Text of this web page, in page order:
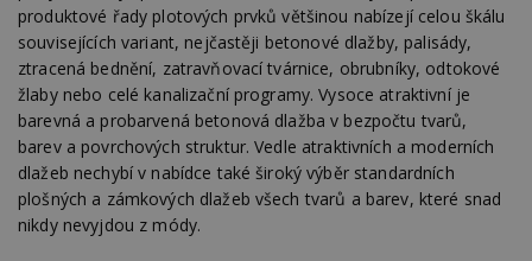
produktové řady plotových prvků většinou nabízejí celou škálu
souvisejících variant, nejčastěji betonové dlažby, palisády,
ztracená bednění, zatravňovací tvárnice, obrubníky, odtokové
žlaby nebo celé kanalizační programy. Vysoce atraktivní je
barevná a probarvená betonová dlažba v bezpočtu tvarů,
barev a povrchových struktur. Vedle atraktivních a moderních
dlažeb nechybí v nabídce také široký výběr standardních
plošných a zámkových dlažeb všech tvarů a barev, které snad
nikdy nevyjdou z módy.